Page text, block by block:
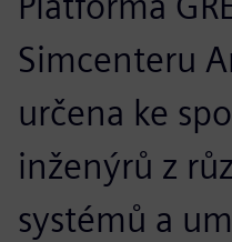
Simcenteru
určena ke
inženýrů z
systémů a